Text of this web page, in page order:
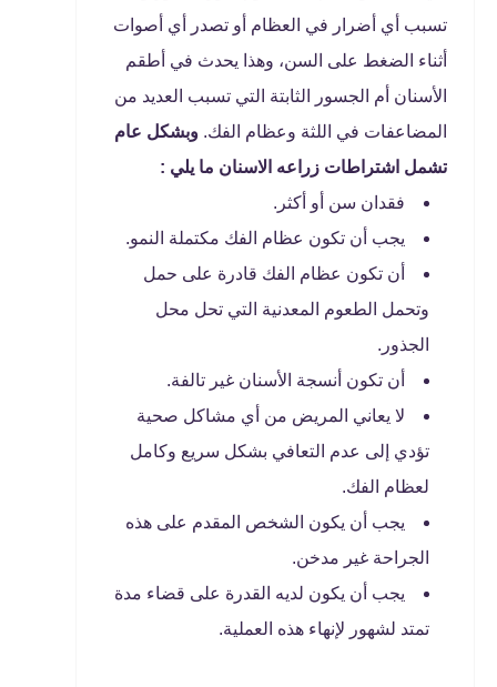
تسبب أي أضرار في العظام أو تصدر أي أصوات
أثناء الضغط على السن، وهذا يحدث في أطقم
الأسنان أم الجسور الثابتة التي تسبب العديد من
المضاعفات في اللثة وعظام الفك. وبشكل عام
تشمل اشتراطات زراعه الاسنان ما يلي :
فقدان سن أو أكثر.
يجب أن تكون عظام الفك مكتملة النمو.
أن تكون عظام الفك قادرة على حمل
وتحمل الطعوم المعدنية التي تحل محل
الجذور.
أن تكون أنسجة الأسنان غير تالفة.
لا يعاني المريض من أي مشاكل صحية
تؤدي إلى عدم التعافي بشكل سريع وكامل
لعظام الفك.
يجب أن يكون الشخص المقدم على هذه
الجراحة غير مدخن.
يجب أن يكون لديه القدرة على قضاء مدة
تمتد لشهور لإنهاء هذه العملية.